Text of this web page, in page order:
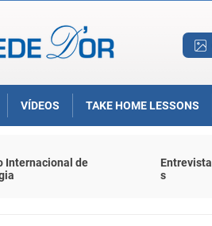
VÍDEOS TAKE HOME LESSONS
Internacional de
Entrevista
s